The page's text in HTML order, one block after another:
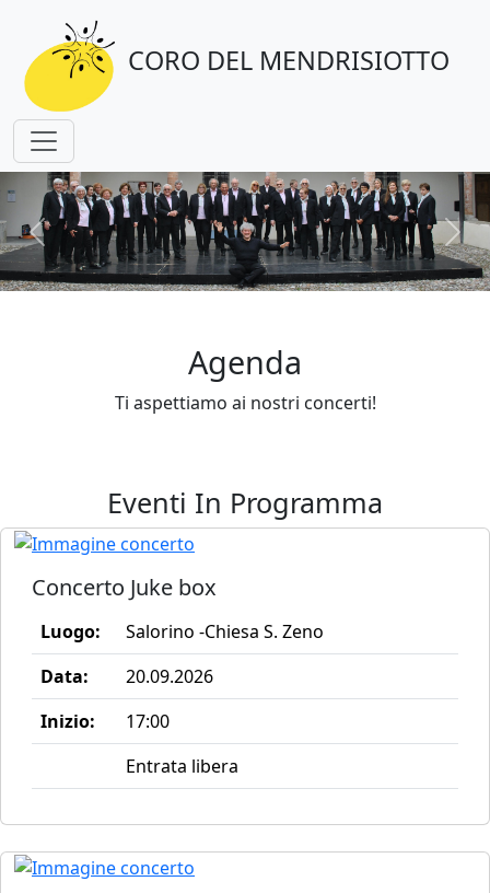
CORO DEL MENDRISIOTTO
Precedente
Agenda
Ti aspettiamo ai nostri concerti!
Eventi In Programma
Concerto Juke box
Luogo:
Salorino -Chiesa S. Zeno
Data:
20.09.2026
Inizio:
17:00
Entrata libera